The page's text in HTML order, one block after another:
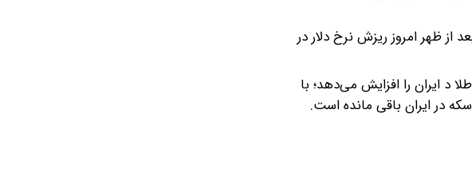
ظهر امروز ریزش نرخ دلار در
د ایران را افزایش می‌دهد؛ با
در ایران باقی مانده است.